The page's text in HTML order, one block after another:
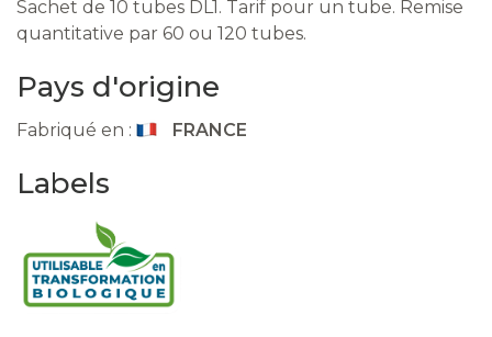
Sachet de 10 tubes DL1. Tarif pour un tube. Remise
quantitative par 60 ou 120 tubes.
Pays d'origine
Fabriqué en : FRANCE
Labels